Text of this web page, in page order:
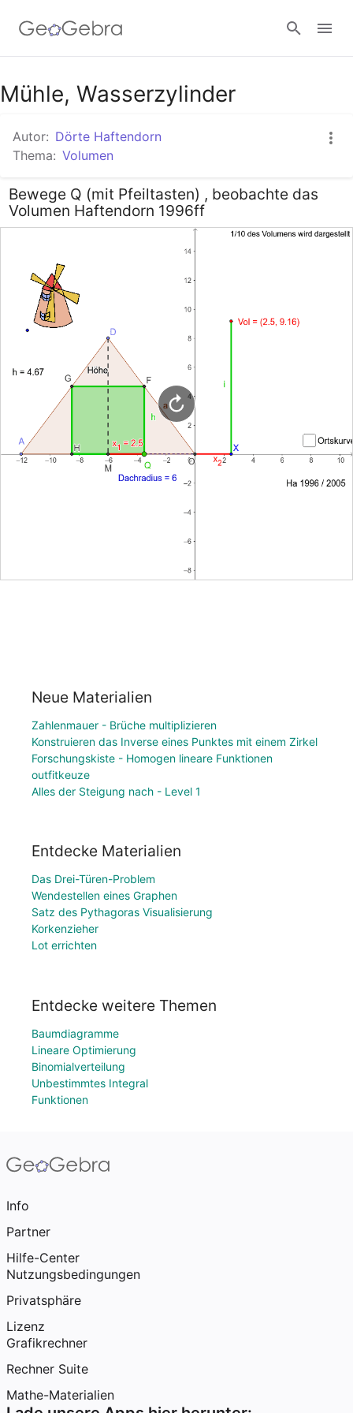
Google Classroom
GeoGebra Classroom
Anmelden
Mühle, Wasserzylinder
Autor: Dörte Haftendorn
Thema: Volumen
Bewege Q (mit Pfeiltasten) , beobachte das
Volumen Haftendorn 1996ff
Neue Materialien
Zahlenmauer - Brüche multiplizieren
Konstruieren das Inverse eines Punktes mit einem Zirkel
Forschungskiste - Homogen lineare Funktionen
outfitkeuze
Alles der Steigung nach - Level 1
Entdecke Materialien
Das Drei-Türen-Problem
Wendestellen eines Graphen
Satz des Pythagoras Visualisierung
Korkenzieher
Lot errichten
Entdecke weitere Themen
Baumdiagramme
Lineare Optimierung
Binomialverteilung
Unbestimmtes Integral
Funktionen
Info
Partner
Hilfe-Center
Nutzungsbedingungen
Privatsphäre
Lizenz
Grafikrechner
Rechner Suite
Mathe-Materialien